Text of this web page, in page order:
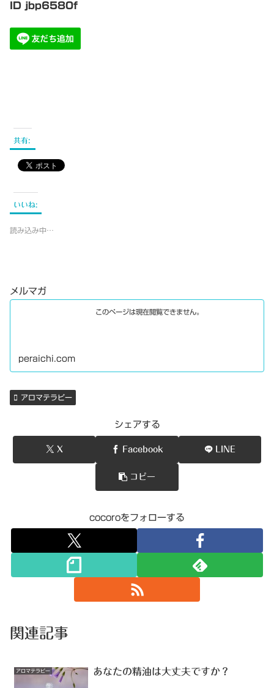
ID jbp6580f
共有:
いいね:
読み込み中…
メルマガ
このページは現在閲覧できません。
peraichi.com
アロマテラピー
シェアする
X Facebook LINE
コピー
cocoroをフォローする
関連記事
アロマテラピー あなたの精油は大丈夫ですか？